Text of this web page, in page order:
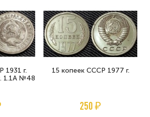
1931 г.
1.1А №48
15 копеек СССР 1977 г.
250 ₽